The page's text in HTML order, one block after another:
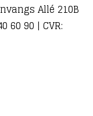
Allé 210B
60 90 | CVR: